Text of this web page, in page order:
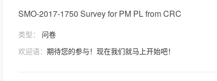
SMO-2017-1750 Survey for PM PL from CRC
类型：
问卷
欢迎语： 期待您的参与！现在我们就马上开始吧！